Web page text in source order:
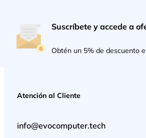
Suscríbete y accede a
Obtén un 5% de descuento
Atención al Cliente
info@evocomputer.tech